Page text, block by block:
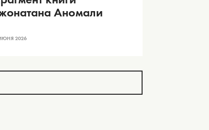
Аномали
2026